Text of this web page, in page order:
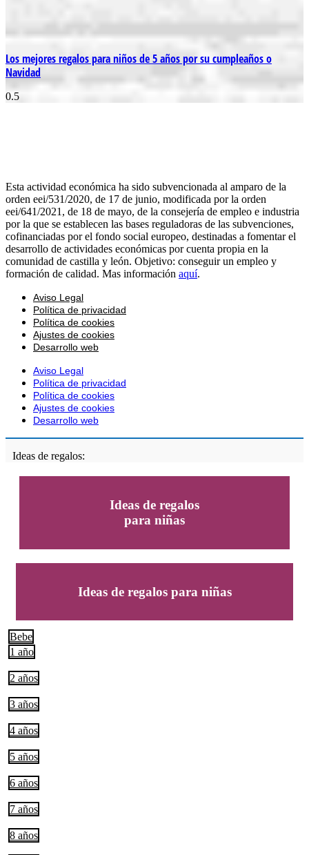
Los mejores regalos para niños de 5 años por su cumpleaños o
Navidad
Esta actividad económica ha sido subvencionada al amparo de la
orden eei/531/2020, de 17 de junio, modificada por la orden
eei/641/2021, de 18 de mayo, de la consejería de empleo e industria
por la que se establecen las bases reguladoras de las subvenciones,
cofinanciadas por el fondo social europeo, destinadas a fomentar el
desarrollo de actividades económicas por cuenta propia en la
comunidad de castilla y león. Objetivo: conseguir un empleo y
formación de calidad. Mas información aquí.
Aviso Legal
Política de privacidad
Política de cookies
Ajustes de cookies
Desarrollo web
Aviso Legal
Política de privacidad
Política de cookies
Ajustes de cookies
Desarrollo web
Ideas de regalos:
Ideas de regalos
para niñas
Ideas de regalos para niñas
Bebe
1 año
2 años
3 años
4 años
5 años
6 años
7 años
8 años